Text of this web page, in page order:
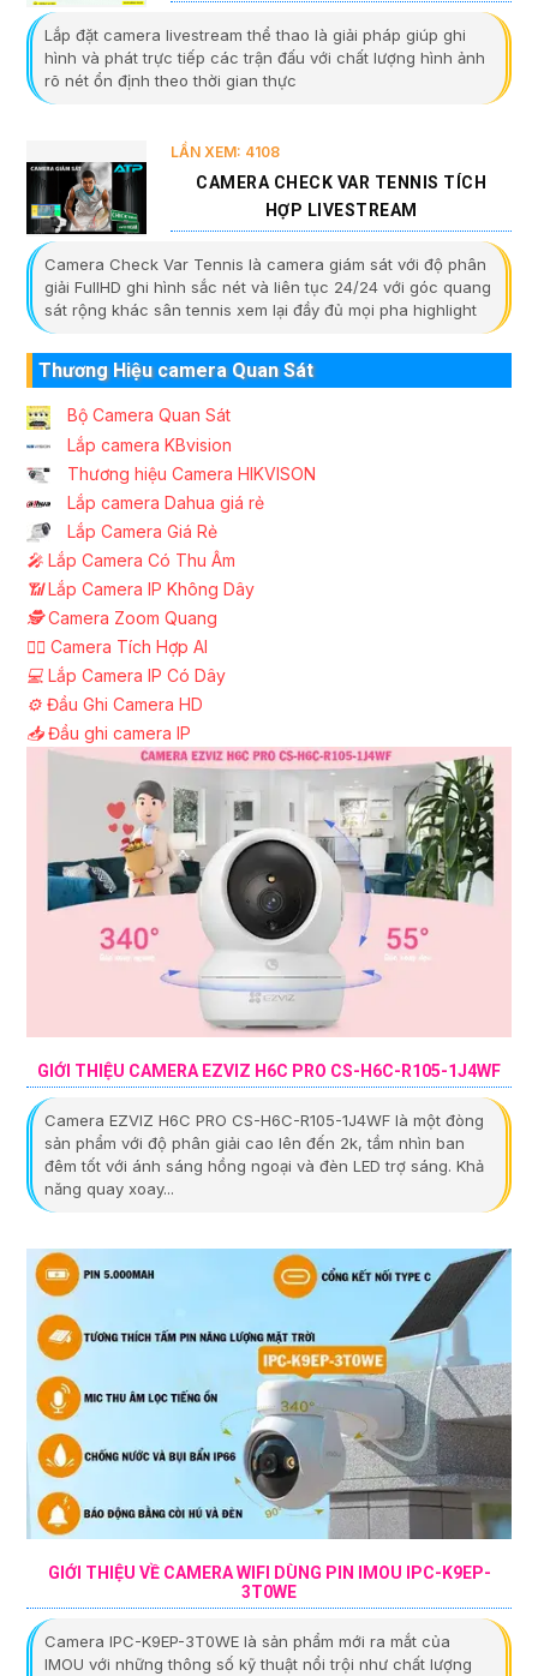
Lắp đặt camera livestream thể thao là giải pháp giúp ghi
hình và phát trực tiếp các trận đấu với chất lượng hình ảnh
rõ nét ổn định theo thời gian thực
LẦN XEM: 4108
CAMERA CHECK VAR TENNIS TÍCH
HỢP LIVESTREAM
Camera Check Var Tennis là camera giám sát với độ phân
giải FullHD ghi hình sắc nét và liên tục 24/24 với góc quang
sát rộng khác sân tennis xem lại đầy đủ mọi pha highlight
Thương Hiệu camera Quan Sát
Bộ Camera Quan Sát
Lắp camera KBvision
Thương hiệu Camera HIKVISON
Lắp camera Dahua giá rẻ
Lắp Camera Giá Rẻ
️🎤️ Lắp Camera Có Thu Âm
📶Lắp Camera IP Không Dây
🕵️Camera Zoom Quang
🧛‍♀️ Camera Tích Hợp AI
💻 Lắp Camera IP Có Dây
⚙️ Đầu Ghi Camera HD
📥Đầu ghi camera IP
GIỚI THIỆU CAMERA EZVIZ H6C PRO CS-H6C-R105-1J4WF
Camera EZVIZ H6C PRO CS-H6C-R105-1J4WF là một đòng
sản phẩm với độ phân giải cao lên đến 2k, tầm nhìn ban
đêm tốt với ánh sáng hồng ngoại và đèn LED trợ sáng. Khả
năng quay xoay...
GIỚI THIỆU VỀ CAMERA WIFI DÙNG PIN IMOU IPC-K9EP-
3T0WE
Camera IPC-K9EP-3T0WE là sản phẩm mới ra mắt của
IMOU với những thông số kỹ thuật nổi trội như chất lượng